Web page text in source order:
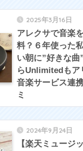
2025年3月16日
アレクサで音楽
料？６年使った
い朝に”好きな曲
らUnlimitedもア
音楽サービス連
ミ
2024年9月24日
【楽天ミュージ